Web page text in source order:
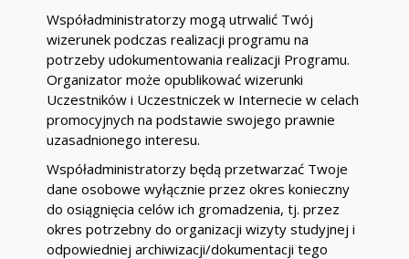
Współadministratorzy mogą utrwalić Twój
wizerunek podczas realizacji programu na
potrzeby udokumentowania realizacji Programu.
Organizator może opublikować wizerunki
Uczestników i Uczestniczek w Internecie w celach
promocyjnych na podstawie swojego prawnie
uzasadnionego interesu.
Współadministratorzy będą przetwarzać Twoje
dane osobowe wyłącznie przez okres konieczny
do osiągnięcia celów ich gromadzenia, tj. przez
okres potrzebny do organizacji wizyty studyjnej i
odpowiedniej archiwizacji/dokumentacji tego